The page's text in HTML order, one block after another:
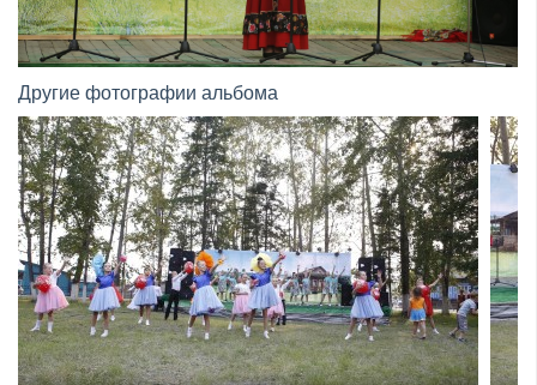
Другие фотографии альбома